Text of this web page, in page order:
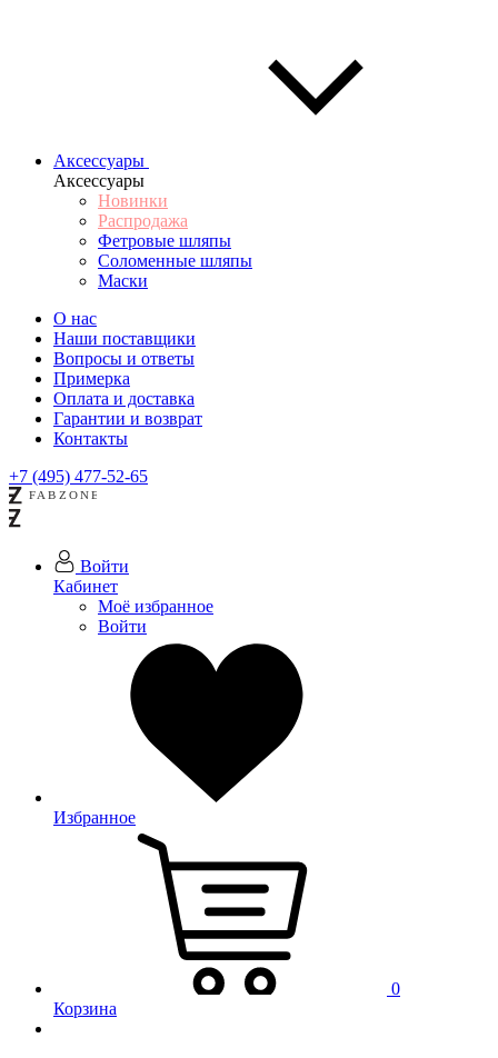
Аксессуары
Аксессуары
Новинки
Распродажа
Фетровые шляпы
Соломенные шляпы
Маски
О нас
Наши поставщики
Вопросы и ответы
Примерка
Оплата и доставка
Гарантии и возврат
Контакты
+7 (495) 477-52-65
Войти
Кабинет
Моё избранное
Войти
Избранное
0
Корзина